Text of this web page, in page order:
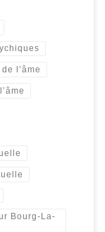
l’âme
Bourg-La-